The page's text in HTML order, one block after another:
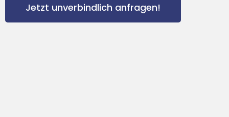
Jetzt unverbindlich anfragen!